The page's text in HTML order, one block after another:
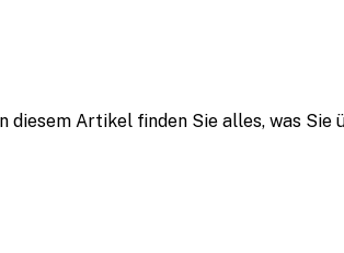
Artikel finden Sie alles, was